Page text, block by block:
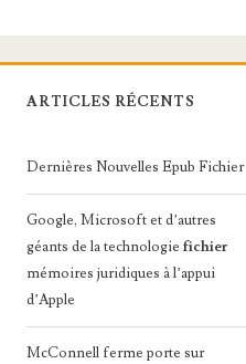
ARTICLES RÉCENTS
Dernières Nouvelles Epub Fichier
Google, Microsoft et d’autres
géants de la technologiefichier
mémoires juridiques à l’appui
d’Apple
McConnell ferme porte sur